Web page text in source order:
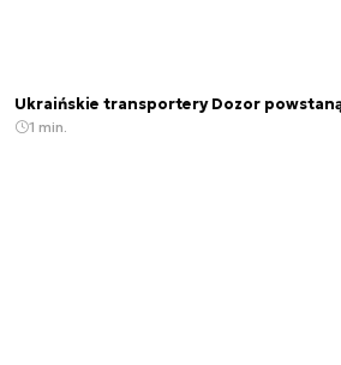
Ukraińskie transportery Dozor
1 min.